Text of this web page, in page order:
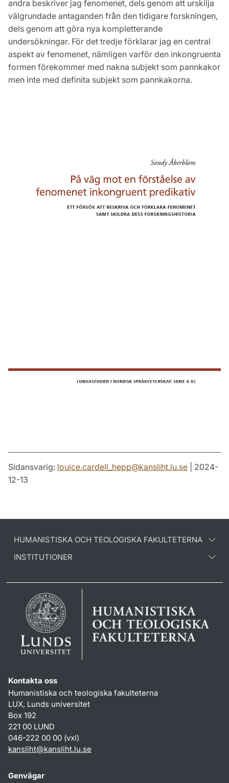
andra beskriver jag fenomenet, dels genom att urskilja
välgrundade antaganden från den tidigare forskningen,
dels genom att göra nya kompletterande
undersökningar. För det tredje förklarar jag en central
aspekt av fenomenet, nämligen varför den inkongruenta
formen förekommer med nakna subjekt som pannkakor
men inte med definita subjekt som pannkakorna.
Sidansvarig: louice.cardell_hepp@kansliht.lu.se | 2024-
12-13
HUMANISTISKA OCH TEOLOGISKA FAKULTETERNA
INSTITUTIONER
Kontakta oss
Humanistiska och teologiska fakulteterna
LUX, Lunds universitet
Box 192
221 00 LUND
046-222 00 00 (vxl)
kansliht@kansliht.lu.se
Genvägar